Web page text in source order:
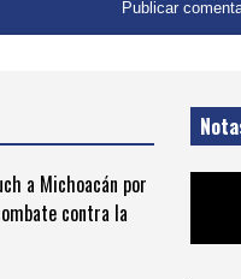
a Michoacán por
contra la